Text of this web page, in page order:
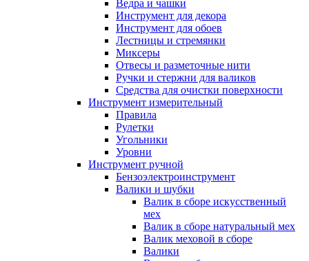
Ведра и чашки
Инструмент для декора
Инструмент для обоев
Лестницы и стремянки
Миксеры
Отвесы и разметочные нити
Ручки и стержни для валиков
Средства для очистки поверхности
Инструмент измерительный
Правила
Рулетки
Угольники
Уровни
Инструмент ручной
Бензоэлектроинструмент
Валики и шубки
Валик в сборе искусственный
мех
Валик в сборе натуральный мех
Валик меховой в сборе
Валики